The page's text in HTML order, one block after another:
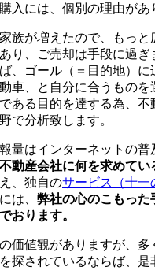
入には、個別の理由が
族が増えたので、もっ
り、ご売却は手段に過ぎ
、ゴール（＝目的地）
車、と自分に合うものを
ある目的を達する為、
で分析致します。
量はインターネットの普
動産会社に何を求めてい
、独自のサービス（十一
は、 弊社の心のこもった
おります。
価値観がありますが、
探されているならば、